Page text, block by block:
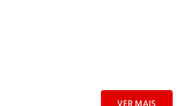
VER MAIS